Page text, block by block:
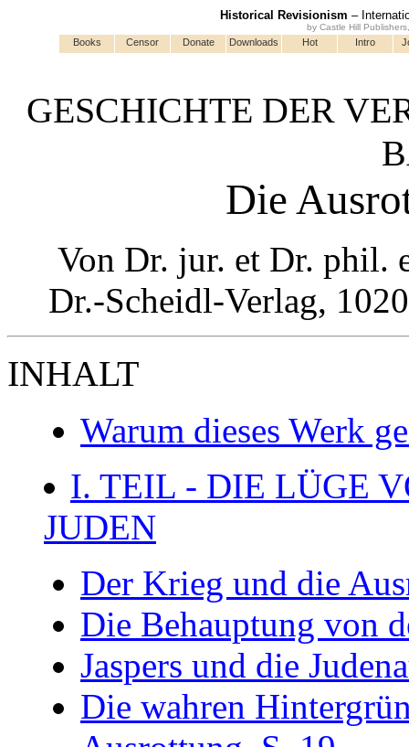
Historical Revisionism –
by Castle Hill
GESCHICHTE DER
Die
Von Dr. jur. et Dr. phil.
Dr.-Scheidl-Verlag,
INHALT
Warum dieses Werk
I. TEIL - DIE LÜGE
JUDEN
Der Krieg und die
Die Behauptung von
Jaspers und die
Die wahren
Books Censor Donate Downloads Hot Intro